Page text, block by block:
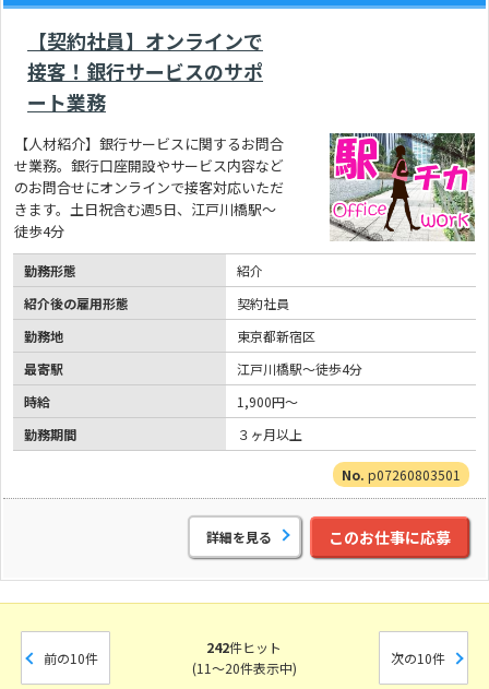
【契約社員】オンラインで
接客！銀行サービスのサポ
ート業務
【人材紹介】銀行サービスに関するお問合
せ業務。銀行口座開設やサービス内容など
のお問合せにオンラインで接客対応いただ
きます。土日祝含む週5日、江戸川橋駅～
徒歩4分
勤務形態
紹介
紹介後の雇用形態
契約社員
勤務地
東京都新宿区
最寄駅
江戸川橋駅～徒歩4分
時給
1,900円～
勤務期間
３ヶ月以上
p07260803501
詳細を見る このお仕事に応募
前の10件
242件ヒット
(11～20件表示中)
次の10件